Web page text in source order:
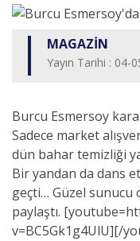
MAGAZİN
Yayın Tarihi : 04-
Burcu Esmersoy
Sadece market
dün bahar temizliği
Bir yandan da dans
geçti… Güzel sunucu
paylaştı.
v=BC5Gk1g4UlU][/